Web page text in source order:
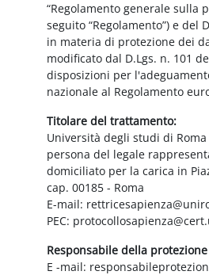
“Regolamento generale sulla
seguito “Regolamento”) e del
in materia di protezione dei
modificato dal D.Lgs. n. 101
disposizioni per
nazionale al Regolamento
Titolare del trattamento:
Università degli studi di Roma
persona del legale
domiciliato per la carica in
cap. 00185 - Roma
E-mail:
PEC:
Responsabile della
E -mail: